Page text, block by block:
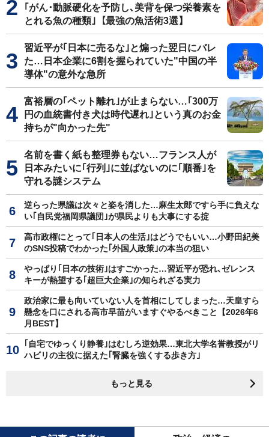
｢がん･動脈硬化を予防し､美背を保つ栄養素を
とれる魚の種類｣【最強の魚活術3選】
習近平が｢日本に売るな｣と煽った翌日にバレ
た…日本企業に6割を握られていた"中国の半
導体"の意外な急所
富裕層の｢ペット離れ｣が止まらない…｢300万
円の血統書付き犬は時代遅れ｣という真のお金
持ちが"向かった先"
名前を書く紙も整理券もない…フランス人が
日本みたいに｢行列｣に並ばないのに｢順番｣を
守れる謎システム
逆らった県議は次々と姿を消した…麻生太郎ですら手に負えな
い｢自民党福岡県議団｣が県民よりも大事にする掟
高市政権にとって｢日本人の生活｣はどうでもいい…小野田紀美
のSNS投稿でわかった｢外国人政策｣の本当の狙い
やっぱり｢日本の技術｣はすごかった…習近平が恐れ､ゼレンス
キーが熱望する｢超巨大企業｣の知られざる実力
政治家に最も向いていない人を首相にしてしまった…天皇すら
懸念を口にされる高市早苗がいますぐやるべきこと【2026年6
月BEST】
｢自宅でゆっくり静養｣はむしろ逆効果…東北大学名誉教授がリ
ハビリの主役に据えた｢腎臓を強くする歩き方｣
もっと見る